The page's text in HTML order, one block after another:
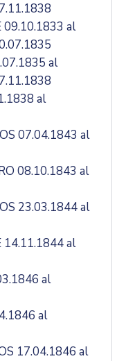
09.10.1833 al
al
al
07.04.1843 al
08.10.1843 al
23.03.1844 al
14.11.1844 al
al
al
17.04.1846 al